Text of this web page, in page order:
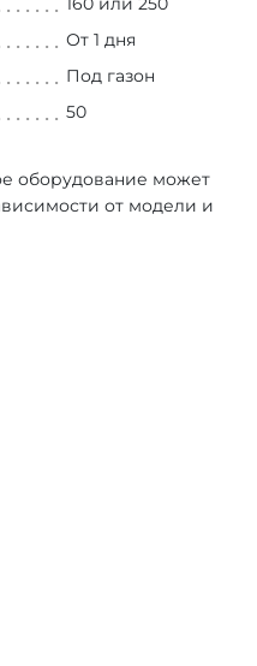
От 1 дня
Под газон
50
оборудование может
от модели и